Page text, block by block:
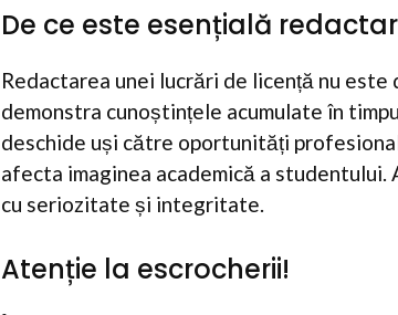
De ce este esențială
Redactarea unei lucrări de licență nu
demonstra cunoștințele acumulate în
deschide uși către oportunități
afecta imaginea academică a
cu seriozitate și integritate.
Atenție la escrocherii!